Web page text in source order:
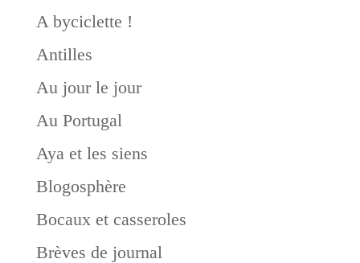
A byciclette !
Antilles
Au jour le jour
Au Portugal
Aya et les siens
Blogosphère
Bocaux et casseroles
Brèves de journal